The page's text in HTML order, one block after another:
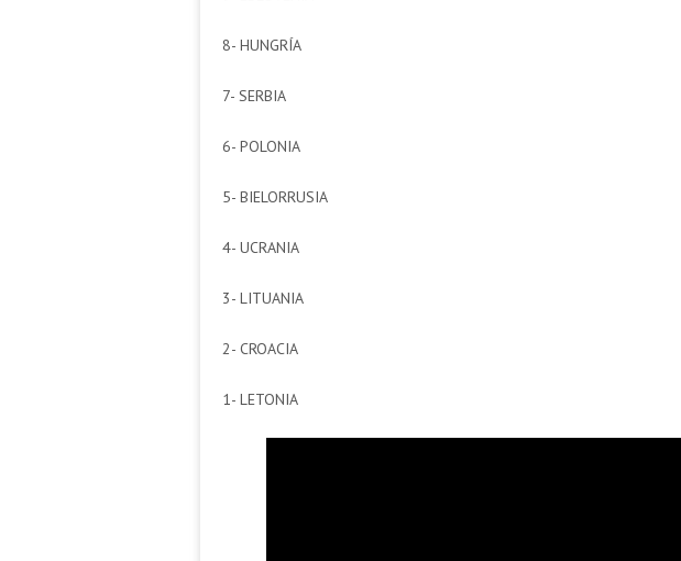
8- HUNGRÍA
7- SERBIA
6- POLONIA
5- BIELORRUSIA
4- UCRANIA
3- LITUANIA
2- CROACIA
1- LETONIA